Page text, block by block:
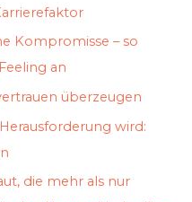
Kompromisse – so
an
überzeugen
wird:
die mehr als nur